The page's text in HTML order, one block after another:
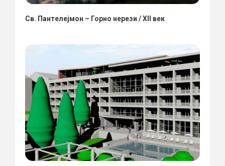
Св. Пантелејмон – Горно нерези / XII век